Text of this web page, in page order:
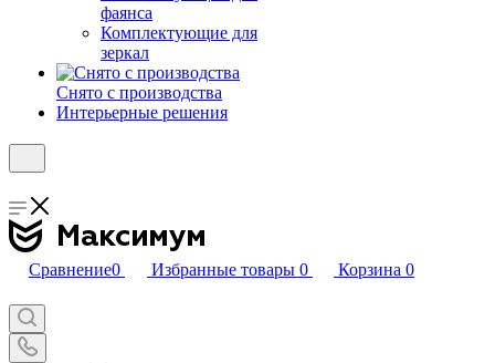
фаянса
Комплектующие для
зеркал
Снято с производства
Интерьерные решения
Сравнение0 Избранные товары 0 Корзина 0